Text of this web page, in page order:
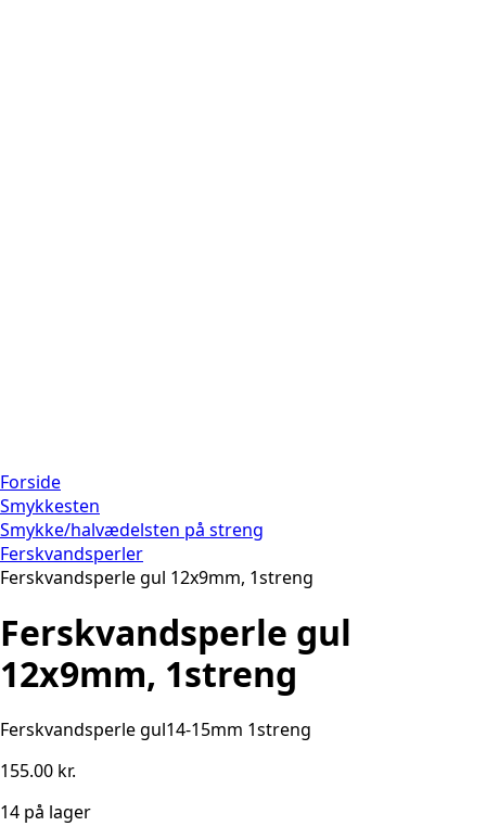
Forside
Smykkesten
Smykke/halvædelsten på streng
Ferskvandsperler
Ferskvandsperle gul 12x9mm, 1streng
Ferskvandsperle gul
12x9mm, 1streng
Ferskvandsperle gul14-15mm 1streng
155.00 kr.
14 på lager